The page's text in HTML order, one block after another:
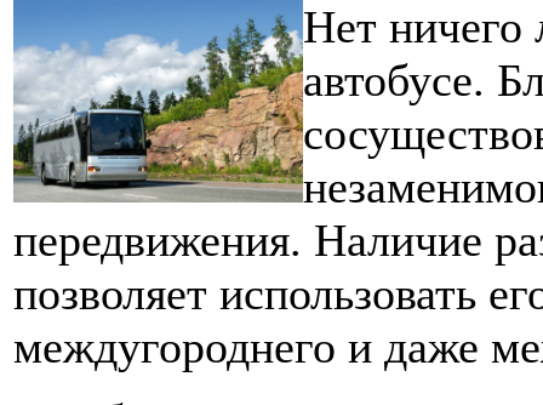
Нет ничего
автобусе.
передвижения. Наличие
позволяет использовать
междугороднего и даже